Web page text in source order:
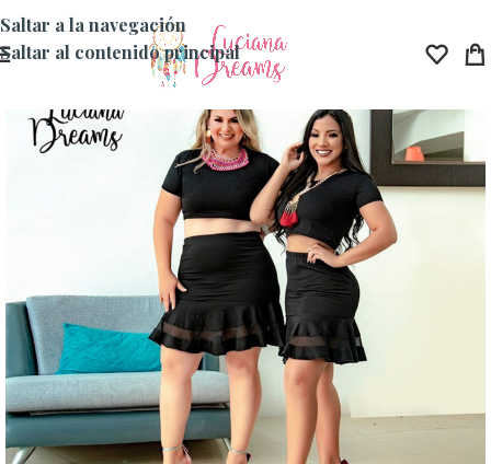
Saltar a la navegación
Saltar al contenido principal